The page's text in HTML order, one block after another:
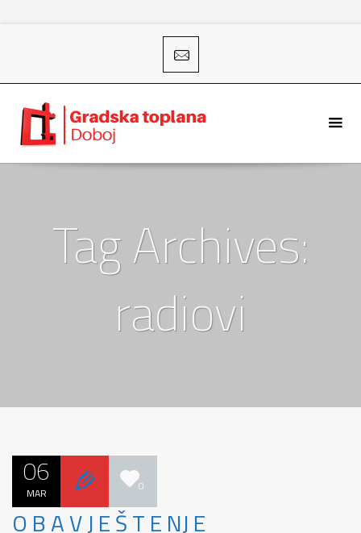
Tag Archives:
radiovi
06
MAR 0
O B A V J E Š T E NJ E